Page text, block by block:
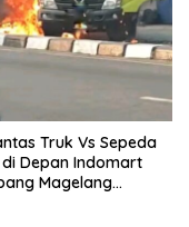
Truk Vs Sepeda
Depan Indomart
Magelang